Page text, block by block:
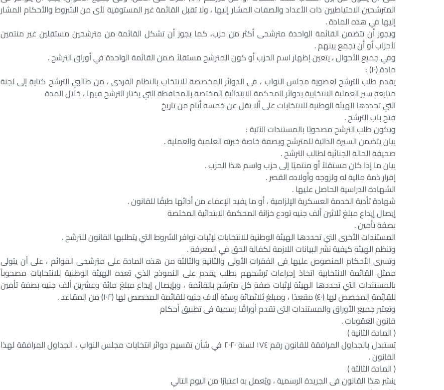
المترشحين الاحتياطيين ذات الأعداد والصفات المشار إليها ، ولا تقبل القائمة غير المستوفية لأى من الشروط والأحكام المشار
إليها في هذه المادة .
ويجوز أن تتضمن القائمة الواحدة مترشحى أكثر من حزب، كما يجوز أن تشكل القائمة من مترشحين مستقلين غير منتمين
لأحزاب أو أن تجمع بينهم .
وفي جميع الأحوال ، يتعين إظهار اسم الحزب أو كون المترشح مستقلاً ضمن القائمة الواحدة في أوراق الترشح .
مادة (۱۰) :
يقدم طلب الترشح لعضوية مجلس النواب ، فى الدوائر المخصصة للانتخاب بالنظام الفردى ، من طالبي الترشح كتابة إلى لجنة
متابعة سير العملية الانتخابية بدوائر المحكمة الابتدائية المختصة بالمحافظة التي يختار الترشح فيها ، خلال المدة
التي تحددها الهيئة الوطنية للانتخابات على ألا تقل عن خمسة أيام من تاريخ
فتح باب الترشح .
ويكون طلب الترشح مصحوبًا بالمستندات الآتية :
بيان يتضمن السيرة الذاتية للمترشح وبصفة خاصة خبرته العلمية والعملية .
صحيفة الحالة الجنائية لطالب الترشح .
بيان ما إذا كان مستقلاً أو منتميًا إلى حزب واسم هذا الحزب .
إقرار ذمة مالية له ولزوجه وأولاده القصر .
الشهادة الدراسية الحاصل عليها .
شهادة تأدية الخدمة العسكرية الإلزامية ، أو ما يفيد الإعفاء من أدائها طبقًا للقانون .
إيصال إيداع مبلغ ثلاثين ألف جنيه تودع خزانة المحكمة الابتدائية المختصة
بصفة تأمين .
المستندات الأخرى التي تحددها الهيئة الوطنية للانتخابات لإثبات توافر الشروط التي يتطلبها القانون للترشح .
وتنظم الهيئة كيفية نشر البيانات اللازمة لكفالة الحق في المعرفة .
وتسرى الأحكام المنصوص عليها فى الفقرات الأولى والثانية والثالثة من هذه المادة على مترشحى القوائم ، على أن يتولى
ممثل القائمة الانتخابية اتخاذ إجراءات ترشحهم بطلب يقدم على النموذج الذي تعده الهيئة الوطنية للانتخابات مصحوباً
بالمستندات التي تحددها الهيئة لإثبات صفة كل مترشح بالقائمة ، وبإيصال إيداع مبلغ مائة وعشرين ألف جنيه بصفة تأمين
للقائمة المخصص لها (٤٠) مقعدًا ، ومبلغ ثلاثمائة وستة آلاف جنيه للقائمة المخصص لها (۱۰۲) من المقاعد .
وتعتبر جميع الأوراق والمستندات التى تقدم أوراقًا رسمية فى تطبيق أحكام
قانون العقوبات .
( المادة الثانية )
تستبدل بالجداول المرافقة للقانون رقم ١٧٤ لسنة ۲۰۲۰ في شأن تقسيم دوائر انتخابات مجلس النواب ، الجداول المرافقة لهذا
القانون .
( المادة الثالثة )
ينشر هذا القانون فى الجريدة الرسمية ، ويُعمل به اعتبارًا من اليوم التالي